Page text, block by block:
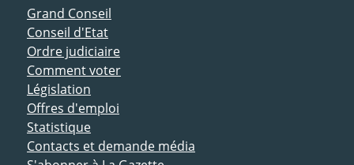
ACCÈS DIRECT
Grand Conseil
Conseil d'Etat
Ordre judiciaire
Comment voter
Législation
Offres d'emploi
Statistique
Contacts et demande média